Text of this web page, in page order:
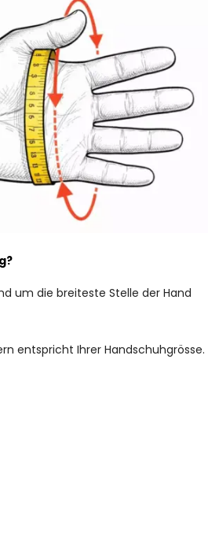
um die breiteste Stelle der Hand
entspricht Ihrer Handschuhgrösse.